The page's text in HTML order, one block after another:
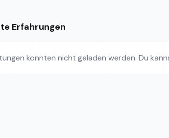
Erfahrungen
konnten nicht geladen werden. Du